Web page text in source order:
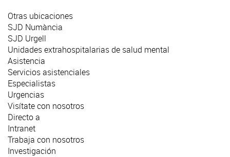
Otras ubicaciones
SJD Numància
SJD Urgell
Unidades extrahospitalarias de salud mental
Asistencia
Servicios asistenciales
Especialistas
Urgencias
Visítate con nosotros
Directo a
Intranet
Trabaja con nosotros
Investigación